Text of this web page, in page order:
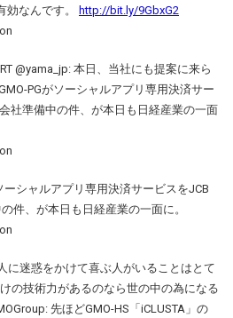
効なんです。
http://bit.ly/9GbxG2
@yama_jp: 本日、当社にも提案に来ら
PGがソーシャルアプリ専用決済サー
社準備中の件、が本日も日経産業の一面
ーシャルアプリ専用決済サービスをJCB
件、が本日も日経産業の一面に。
に迷惑をかけて喜ぶ人がいることはとて
の技術力があるのなら世の中の為になる
先ほどGMO-HS「iCLUSTA」の